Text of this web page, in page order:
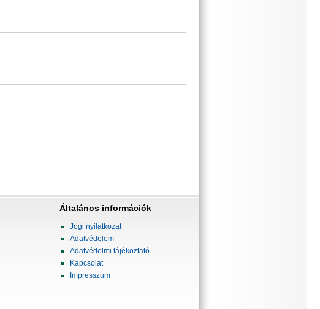
Általános információk
Jogi nyilatkozat
Adatvédelem
Adatvédelmi tájékoztató
Kapcsolat
Impresszum